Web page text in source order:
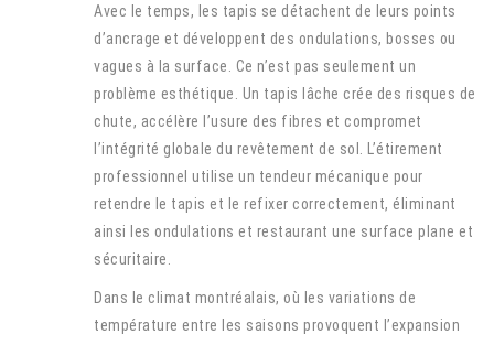
Avec le temps, les tapis se détachent de leurs points
d’ancrage et développent des ondulations, bosses ou
vagues à la surface. Ce n’est pas seulement un
problème esthétique. Un tapis lâche crée des risques de
chute, accélère l’usure des fibres et compromet
l’intégrité globale du revêtement de sol. L’étirement
professionnel utilise un tendeur mécanique pour
retendre le tapis et le refixer correctement, éliminant
ainsi les ondulations et restaurant une surface plane et
sécuritaire.
Dans le climat montréalais, où les variations de
température entre les saisons provoquent l’expansion